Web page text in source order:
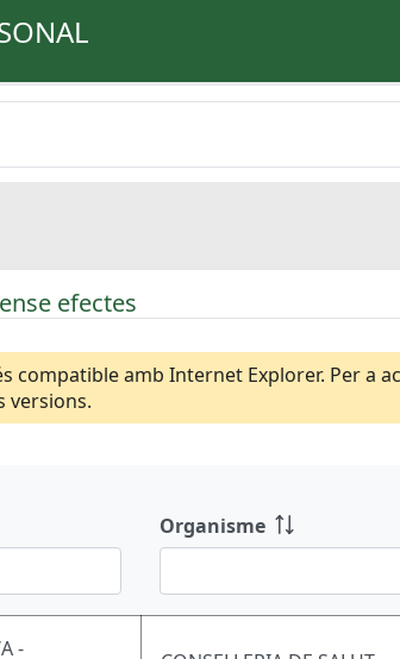
efectes
compatible amb Internet Explorer. Per a
versions.
Organisme
-